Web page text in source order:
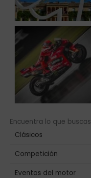
Encuentra lo que buscas
Clásicos
Competición
Eventos del motor